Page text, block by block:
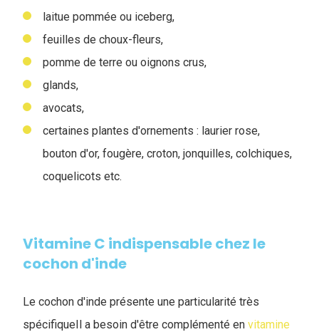
laitue pommée ou iceberg,
feuilles de choux-fleurs,
pomme de terre ou oignons crus,
glands,
avocats,
certaines plantes d'ornements : laurier rose,
bouton d'or, fougère, croton, jonquilles, colchiques,
coquelicots etc.
Vitamine C indispensable chez le
cochon d'inde
Le cochon d'inde présente une particularité très
spécifiqueIl a besoin d'être complémenté en vitamine